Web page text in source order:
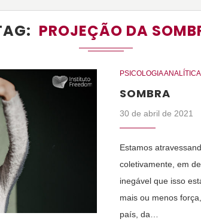
PROJEÇÃO DA
PSICOLOGIA ANALÍTICA
SOMBRA
30 de abril de 2021
Estamos
coletivamente, em
inegável que isso
mais ou menos
país, da…